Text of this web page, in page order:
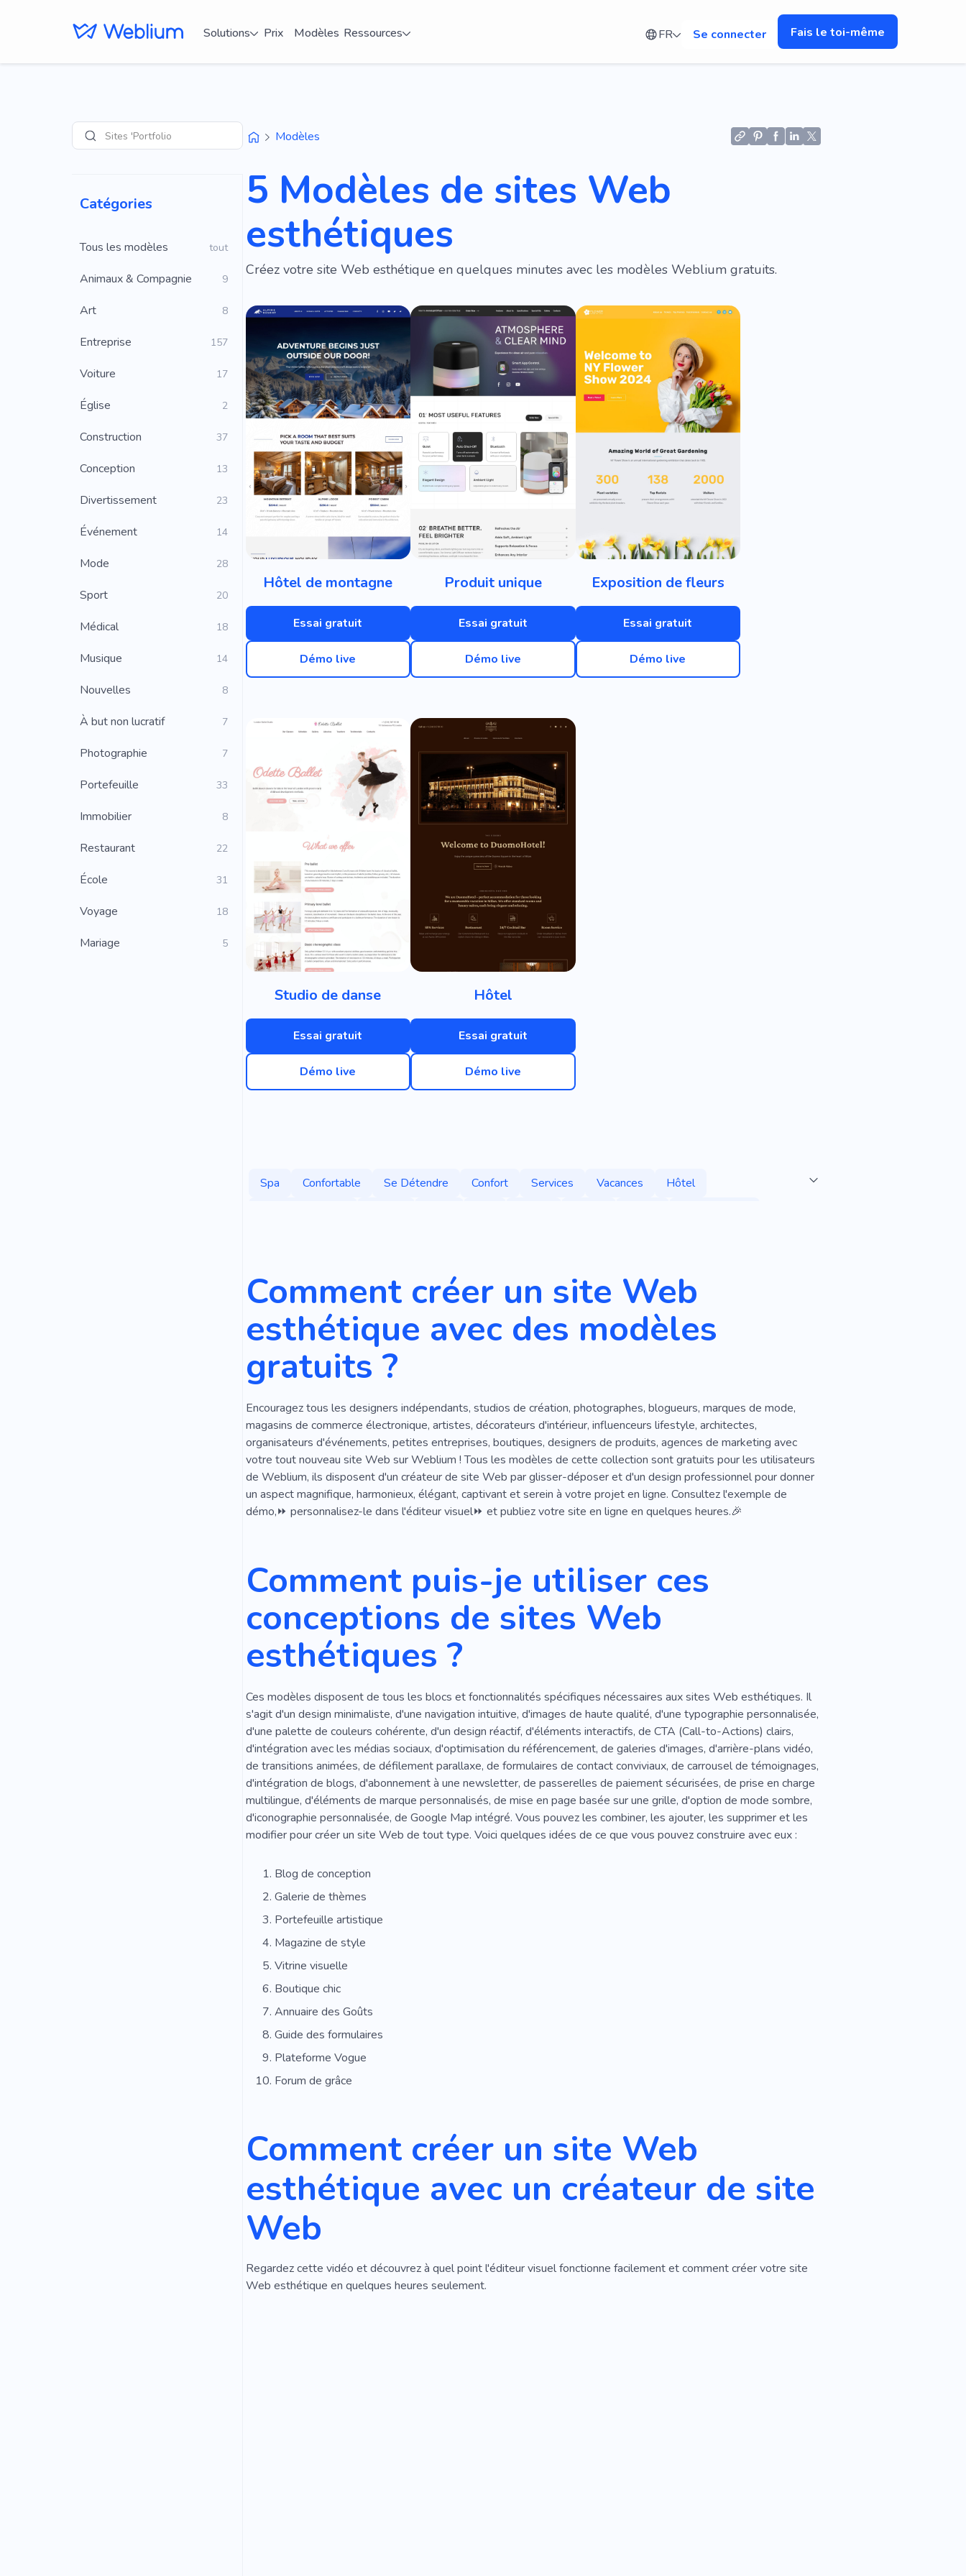
Solutions Prix Modèles Ressources FR Se connecter Fais le toi-même
Recherche
Sites 'Portfolio'
Catégories
Tous les modèles tout
Animaux & Compagnie 9
Art 8
Entreprise 157
Voiture 17
Église 2
Construction 37
Conception 13
Divertissement 23
Événement 14
Mode 28
Sport 20
Médical 18
Musique 14
Nouvelles 8
À but non lucratif 7
Photographie 7
Portefeuille 33
Immobilier 8
Restaurant 22
École 31
Voyage 18
Mariage 5
Modèles
5 Modèles de sites Web
esthétiques
Créez votre site Web esthétique en quelques minutes avec les modèles Weblium gratuits.
Hôtel de montagne
Essai gratuit
Démo live
Produit unique
Essai gratuit
Démo live
Exposition de fleurs
Essai gratuit
Démo live
Studio de danse
Essai gratuit
Démo live
Hôtel
Essai gratuit
Démo live
Spa Confortable Se Détendre Confort Services Vacances
Hôtel
Beauté
Créatif Aptitude
Comment créer un site Web
esthétique avec des modèles
gratuits ?
Encouragez tous les designers indépendants, studios de création, photographes, blogueurs, marques de mode,
magasins de commerce électronique, artistes, décorateurs d'intérieur, influenceurs lifestyle, architectes,
organisateurs d'événements, petites entreprises, boutiques, designers de produits, agences de marketing avec
votre tout nouveau site Web sur Weblium ! Tous les modèles de cette collection sont gratuits pour les utilisateurs
de Weblium, ils disposent d'un créateur de site Web par glisser-déposer et d'un design professionnel pour donner
un aspect magnifique, harmonieux, élégant, captivant et serein à votre projet en ligne. Consultez l'exemple de
démo,⏩ personnalisez-le dans l'éditeur visuel⏩ et publiez votre site en ligne en quelques heures.🎉
Comment puis-je utiliser ces
conceptions de sites Web
esthétiques ?
Ces modèles disposent de tous les blocs et fonctionnalités spécifiques nécessaires aux sites Web esthétiques. Il
s'agit d'un design minimaliste, d'une navigation intuitive, d'images de haute qualité, d'une typographie personnalisée,
d'une palette de couleurs cohérente, d'un design réactif, d'éléments interactifs, de CTA (Call-to-Actions) clairs,
d'intégration avec les médias sociaux, d'optimisation du référencement, de galeries d'images, d'arrière-plans vidéo,
de transitions animées, de défilement parallaxe, de formulaires de contact conviviaux, de carrousel de témoignages,
d'intégration de blogs, d'abonnement à une newsletter, de passerelles de paiement sécurisées, de prise en charge
multilingue, d'éléments de marque personnalisés, de mise en page basée sur une grille, d'option de mode sombre,
d'iconographie personnalisée, de Google Map intégré. Vous pouvez les combiner, les ajouter, les supprimer et les
modifier pour créer un site Web de tout type. Voici quelques idées de ce que vous pouvez construire avec eux :
Blog de conception
Galerie de thèmes
Portefeuille artistique
Magazine de style
Vitrine visuelle
Boutique chic
Annuaire des Goûts
Guide des formulaires
Plateforme Vogue
Forum de grâce
Comment créer un site Web
esthétique avec un créateur de site
Web
Regardez cette vidéo et découvrez à quel point l'éditeur visuel fonctionne facilement et comment créer votre site
Web esthétique en quelques heures seulement.